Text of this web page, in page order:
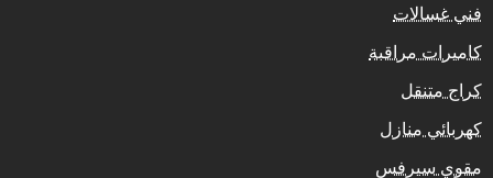
فني غسالات
كاميرات مراقبة
كراج متنقل
كهربائي منازل
مقوي سيرفس